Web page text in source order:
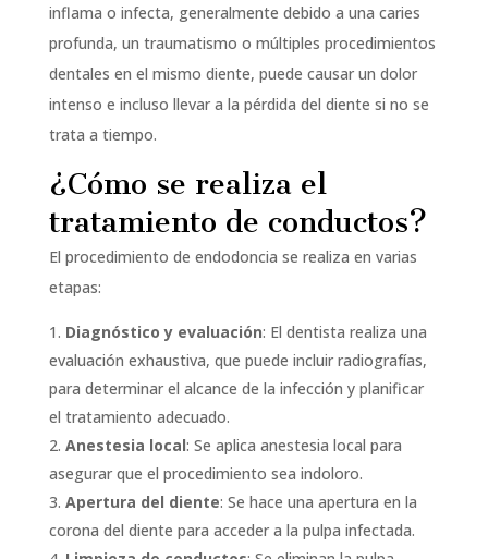
inflama o infecta, generalmente debido a una caries
profunda, un traumatismo o múltiples procedimientos
dentales en el mismo diente, puede causar un dolor
intenso e incluso llevar a la pérdida del diente si no se
trata a tiempo.
¿Cómo se realiza el
tratamiento de conductos?
El procedimiento de endodoncia se realiza en varias
etapas:
Diagnóstico y evaluación: El dentista realiza una
evaluación exhaustiva, que puede incluir radiografías,
para determinar el alcance de la infección y planificar
el tratamiento adecuado.
Anestesia local: Se aplica anestesia local para
asegurar que el procedimiento sea indoloro.
Apertura del diente: Se hace una apertura en la
corona del diente para acceder a la pulpa infectada.